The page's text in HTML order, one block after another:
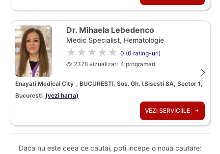
Dr. Mihaela Lebedenco
Medic Specialist, Hematologie
★★★★★ 0 (0 rating-uri)
2378 vizualizari 4 programari
Enayati Medical City , BUCURESTI, Sos. Gh. I.Sisesti 8A, Sector 1,
Bucuresti (vezi harta)
VEZI SERVICIILE
Daca nu este ceea ce cautai, poti incepe o noua cautare: